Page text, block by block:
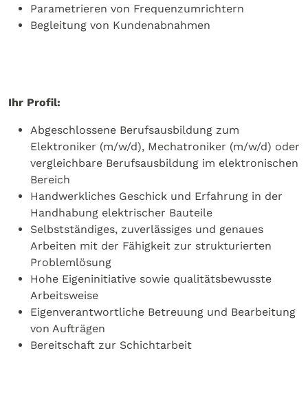
Parametrieren von Frequenzumrichtern
Begleitung von Kundenabnahmen
Ihr Profil:
Abgeschlossene Berufsausbildung zum
Elektroniker (m/w/d), Mechatroniker (m/w/d) oder
vergleichbare Berufsausbildung im elektronischen
Bereich
Handwerkliches Geschick und Erfahrung in der
Handhabung elektrischer Bauteile
Selbstständiges, zuverlässiges und genaues
Arbeiten mit der Fähigkeit zur strukturierten
Problemlösung
Hohe Eigeninitiative sowie qualitätsbewusste
Arbeitsweise
Eigenverantwortliche Betreuung und Bearbeitung
von Aufträgen
Bereitschaft zur Schichtarbeit